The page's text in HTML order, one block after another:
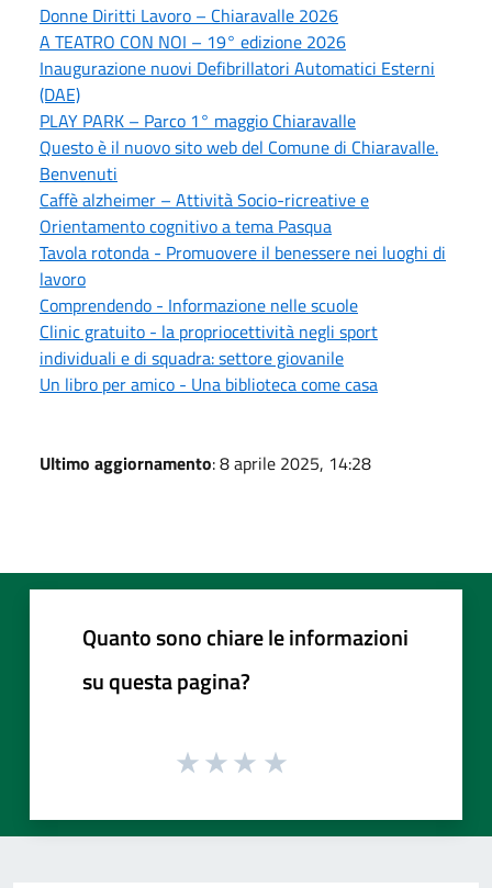
Donne Diritti Lavoro – Chiaravalle 2026
A TEATRO CON NOI – 19° edizione 2026
Inaugurazione nuovi Defibrillatori Automatici Esterni
(DAE)
PLAY PARK – Parco 1° maggio Chiaravalle
Questo è il nuovo sito web del Comune di Chiaravalle.
Benvenuti
Caffè alzheimer – Attività Socio-ricreative e
Orientamento cognitivo a tema Pasqua
Tavola rotonda - Promuovere il benessere nei luoghi di
lavoro
Comprendendo - Informazione nelle scuole
Clinic gratuito - la propriocettività negli sport
individuali e di squadra: settore giovanile
Un libro per amico - Una biblioteca come casa
Ultimo aggiornamento: 8 aprile 2025, 14:28
Quanto sono chiare le informazioni
su questa pagina?